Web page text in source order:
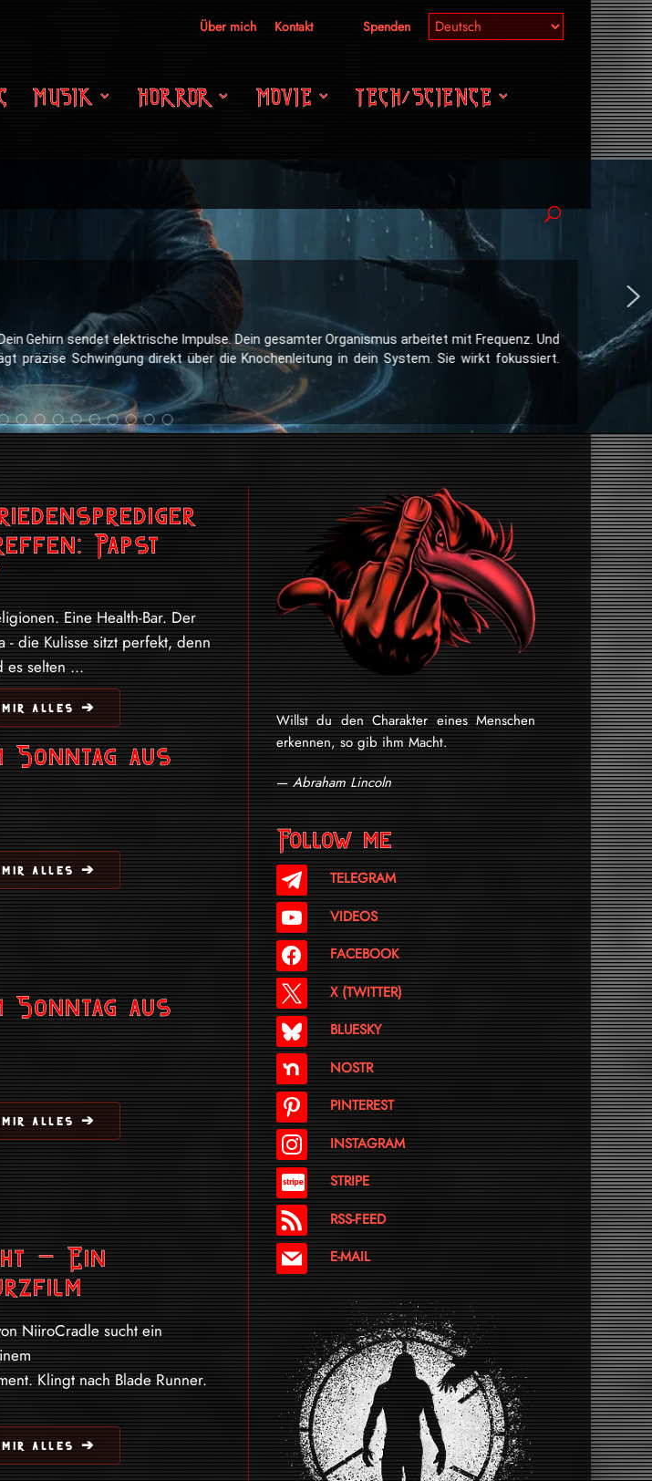
Über mich Kontakt Spenden
MUSIK HORROR MOVIE TECH/SCIENCE
Gehirn sendet elektrische Impulse. Dein gesamter Organismus arbeitet mit Frequenz. Und
präzise Schwingung direkt über die Knochenleitung in dein System. Sie wirkt fokussiert.
Papst
Eine Health-Bar. Der
- die Kulisse sitzt perfekt, denn
es selten ...
mir alles ➔
Sonntag aus
mir alles ➔
Sonntag aus
mir alles ➔
– Ein
NiiroCradle sucht ein
Klingt nach Blade Runner.
mir alles ➔
Willst du den Charakter eines Menschen
erkennen, so gib ihm Macht.
—Abraham Lincoln
Follow me
TELEGRAM
VIDEOS
FACEBOOK
X (TWITTER)
BLUESKY
NOSTR
PINTEREST
INSTAGRAM
STRIPE
RSS-FEED
E-MAIL